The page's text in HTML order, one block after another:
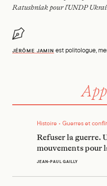
JÉRÔME JAMIN est politologue,
Ratushniak pour l’UNDP
Histoire • Guerres et
Refuser la guerre.
mouvements pour
JEAN-PAUL GAILLY